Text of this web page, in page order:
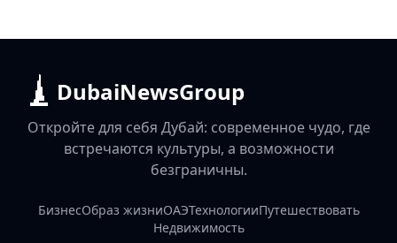
DubaiNewsGroup
Откройте для себя Дубай: современное чудо, где
встречаются культуры, а возможности
безграничны.
БизнесОбраз жизниОАЭТехнологииПутешествовать
Недвижимость